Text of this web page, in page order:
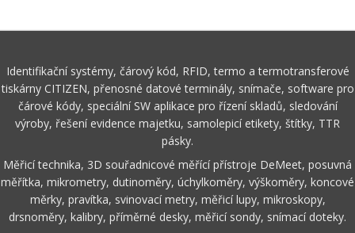
Identifikační systémy, čárový kód, RFID, termo a termotransferové
tiskárny CITIZEN, přenosné datové terminály, snímače, software pro
čárové kódy, speciální SW aplikace pro řízení skladů, sledování
výroby, řešení evidence majetku, samolepicí etikety, štítky, TTR
pásky.
Měřicí technika, 3D souřadnicové měřící přístroje DeMeet, posuvná
měřítka, mikrometry, dutinoměry, úchylkoměry, výškoměry, koncové
měrky, pravítka, svinovací metry, měřicí lupy, mikroskopy,
drsnoměry, kalibry, příměrné desky, měřicí sondy, snímací doteky.